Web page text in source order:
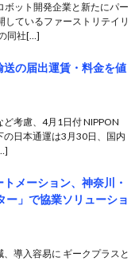
ット開発企業と新たにパー
しているファーストリテイリ
同社[…]
の届出運賃・料金を値
考慮、4月1日付 NIPPON
の日本通運は3月30日、国内
メーション、神奈川・
ー」で協業ソリューショ
導入容易に ギークプラスと